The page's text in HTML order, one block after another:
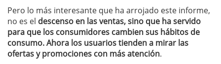
Pero lo más interesante que ha arrojado este informe,
no es el descenso en las ventas, sino que ha servido
para que los consumidores cambien sus hábitos de
consumo. Ahora los usuarios tienden a mirar las
ofertas y promociones con más atención.